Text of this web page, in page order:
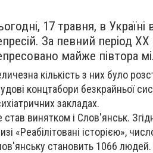
17 травня, в
За певний період
майже півтора
кількість з них було
концтабори безкрайньої
закладах.
став винятком і Слов'янськ.
«Реабілітовані історією»,
становить 1066 людей.